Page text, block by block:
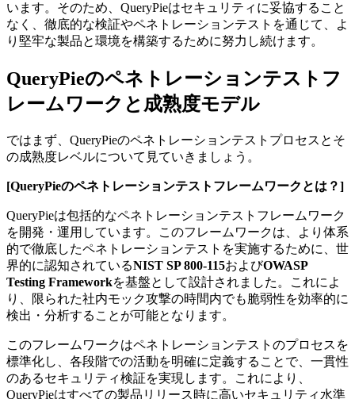
います。そのため、QueryPieはセキュリティに妥協すること
なく、徹底的な検証やペネトレーションテストを通じて、よ
り堅牢な製品と環境を構築するために努力し続けます。
QueryPieのペネトレーションテストフ
レームワークと成熟度モデル
ではまず、QueryPieのペネトレーションテストプロセスとそ
の成熟度レベルについて見ていきましょう。
[QueryPieのペネトレーションテストフレームワークとは？]
QueryPieは包括的なペネトレーションテストフレームワーク
を開発・運用しています。このフレームワークは、より体系
的で徹底したペネトレーションテストを実施するために、世
界的に認知されているNIST SP 800-115およびOWASP
Testing Frameworkを基盤として設計されました。これによ
り、限られた社内モック攻撃の時間内でも脆弱性を効率的に
検出・分析することが可能となります。
このフレームワークはペネトレーションテストのプロセスを
標準化し、各段階での活動を明確に定義することで、一貫性
のあるセキュリティ検証を実現します。これにより、
QueryPieはすべての製品リリース時に高いセキュリティ水準